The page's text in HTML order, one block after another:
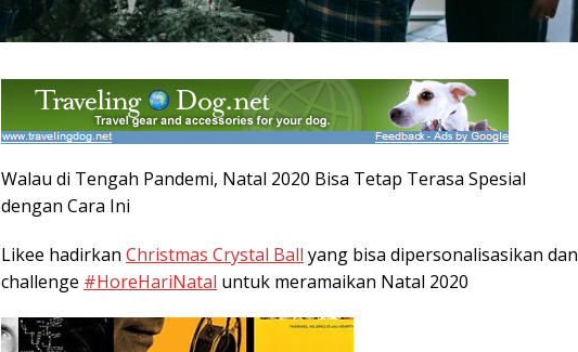
Walau di Tengah Pandemi, Natal 2020 Bisa Tetap Terasa Spesial
dengan Cara Ini
Likee hadirkan Christmas Crystal Ball yang bisa dipersonalisasikan dan
challenge #HoreHariNatal untuk meramaikan Natal 2020